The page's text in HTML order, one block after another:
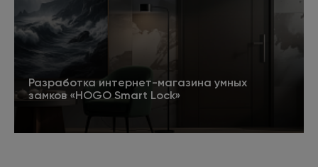
Разработка интернет-магазина умных
замков «HOGO Smart Lock»
Подробнее